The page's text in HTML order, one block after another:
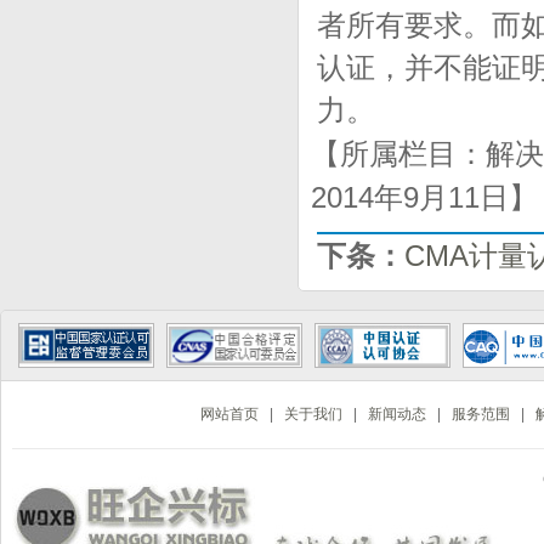
者所有要求。而
认证，并不能证
力。
【所属栏目：
2014年9月11日
下条： CMA计量
网站首页 关于我们 新闻动态 服务范围 |